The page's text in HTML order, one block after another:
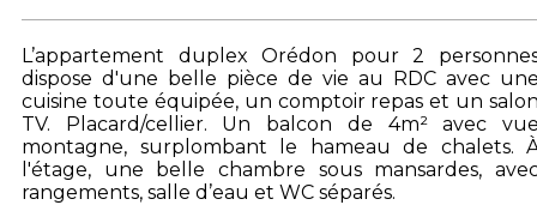
L’appartement duplex Orédon pour 2
dispose d'une belle pièce de vie au RDC avec
cuisine toute équipée, un comptoir repas et un
TV. Placard/cellier. Un balcon de 4m² avec
montagne, surplombant le hameau de chalets.
l'étage, une belle chambre sous mansardes,
rangements, salle d’eau et WC séparés.